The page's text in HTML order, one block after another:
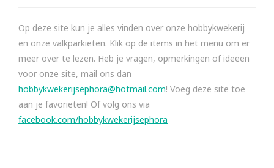
Op deze site kun je alles vinden over onze hobbykwekerij
en onze valkparkieten. Klik op de items in het menu om er
meer over te lezen. Heb je vragen, opmerkingen of ideeën
voor onze site, mail ons dan
hobbykwekerijsephora@hotmail.com! Voeg deze site toe
aan je favorieten! Of volg ons via
facebook.com/hobbykwekerijsephora